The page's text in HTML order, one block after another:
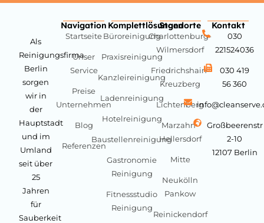
Als
Reinigungsfirma
Berlin
sorgen
wir in
der
Hauptstadt
und im
Umland
seit über
25
Jahren
für
Sauberkeit
Navigation
Startseite
Unser
Service
Preise
Unternehmen
Blog
Referenzen
Komplettlösungen
Büroreinigung
Praxisreinigung
Kanzleireinigung
Ladenreinigung
Hotelreinigung
Baustellenreinigung
Gastronomie
Reinigung
Fitnessstudio
Reinigung
Standorte
Charlottenburg-
Wilmersdorf
Friedrichshain-
Kreuzberg
Lichtenberg
Marzahn-
Hellersdorf
Mitte
Neukölln
Pankow
Reinickendorf
Kontakt
030
221524036
030 419
56 360
Großbeerenstr
2-10
12107 Berlin